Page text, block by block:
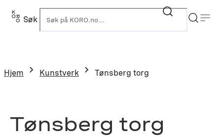
Hopp
Søk
Hjem Kunstverk Tønsberg torg
Tønsberg torg